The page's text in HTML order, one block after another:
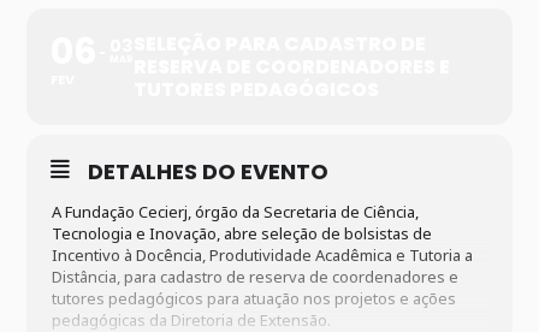
DETALHES DO EVENTO
A Fundação Cecierj, órgão da Secretaria de Ciência,
Tecnologia e Inovação, abre seleção de bolsistas de
Incentivo à Docência, Produtividade Acadêmica e Tutoria a
Distância, para cadastro de reserva de coordenadores e
tutores pedagógicos para atuação nos projetos e ações
pedagógicas da Diretoria de Extensão.